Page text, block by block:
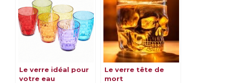
Le verre idéal pour
votre eau
Le verre tête de
mort